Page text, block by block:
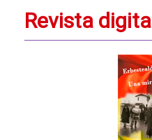
Revista digital